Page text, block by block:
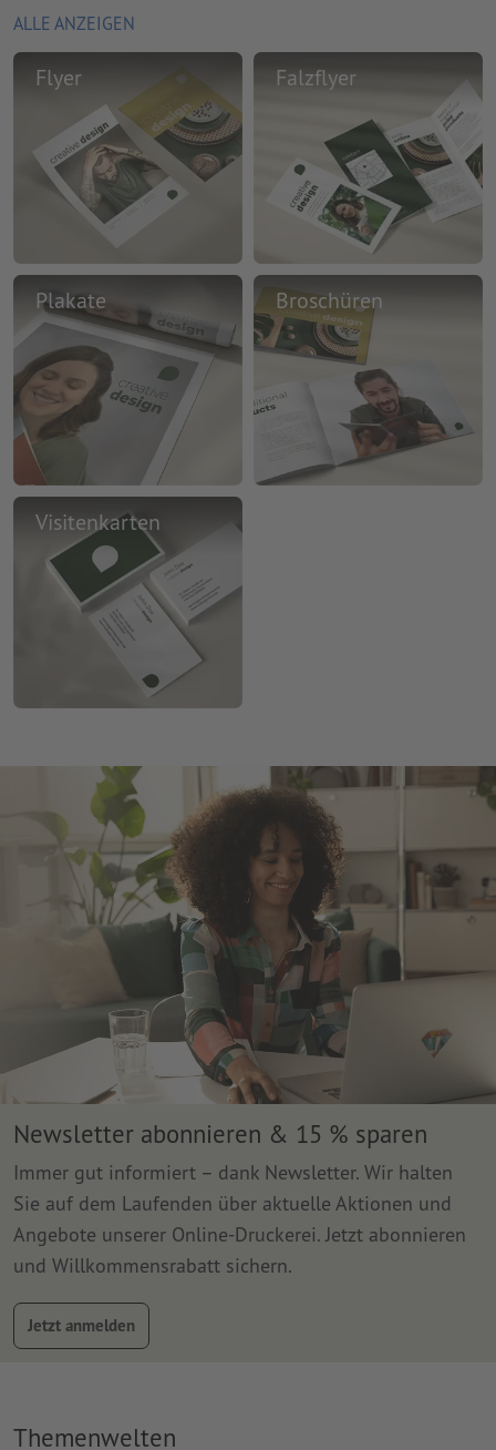
ALLE ANZEIGEN
Flyer Falzflyer
Plakate Broschüren
Visitenkarten
Newsletter abonnieren & 15 % sparen
Immer gut informiert – dank Newsletter. Wir halten
Sie auf dem Laufenden über aktuelle Aktionen und
Angebote unserer Online-Druckerei. Jetzt abonnieren
und Willkommensrabatt sichern.
Jetzt anmelden
Themenwelten